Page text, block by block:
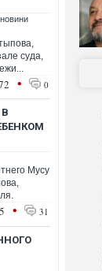
новини
суда,
• 0
Мусу
• 31